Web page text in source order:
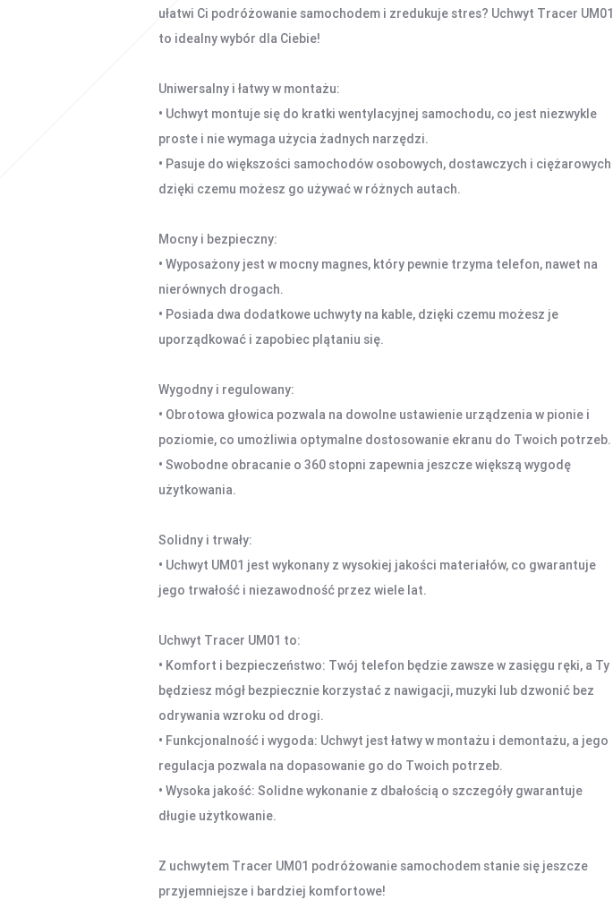
ułatwi Ci podróżowanie samochodem i zredukuje stres? Uchwyt Tracer UM01
to idealny wybór dla Ciebie!
Uniwersalny i łatwy w montażu:
• Uchwyt montuje się do kratki wentylacyjnej samochodu, co jest niezwykle
proste i nie wymaga użycia żadnych narzędzi.
• Pasuje do większości samochodów osobowych, dostawczych i ciężarowych
dzięki czemu możesz go używać w różnych autach.
Mocny i bezpieczny:
• Wyposażony jest w mocny magnes, który pewnie trzyma telefon, nawet na
nierównych drogach.
• Posiada dwa dodatkowe uchwyty na kable, dzięki czemu możesz je
uporządkować i zapobiec plątaniu się.
Wygodny i regulowany:
• Obrotowa głowica pozwala na dowolne ustawienie urządzenia w pionie i
poziomie, co umożliwia optymalne dostosowanie ekranu do Twoich potrzeb.
• Swobodne obracanie o 360 stopni zapewnia jeszcze większą wygodę
użytkowania.
Solidny i trwały:
• Uchwyt UM01 jest wykonany z wysokiej jakości materiałów, co gwarantuje
jego trwałość i niezawodność przez wiele lat.
Uchwyt Tracer UM01 to:
• Komfort i bezpieczeństwo: Twój telefon będzie zawsze w zasięgu ręki, a Ty
będziesz mógł bezpiecznie korzystać z nawigacji, muzyki lub dzwonić bez
odrywania wzroku od drogi.
• Funkcjonalność i wygoda: Uchwyt jest łatwy w montażu i demontażu, a jego
regulacja pozwala na dopasowanie go do Twoich potrzeb.
• Wysoka jakość: Solidne wykonanie z dbałością o szczegóły gwarantuje
długie użytkowanie.
Z uchwytem Tracer UM01 podróżowanie samochodem stanie się jeszcze
przyjemniejsze i bardziej komfortowe!